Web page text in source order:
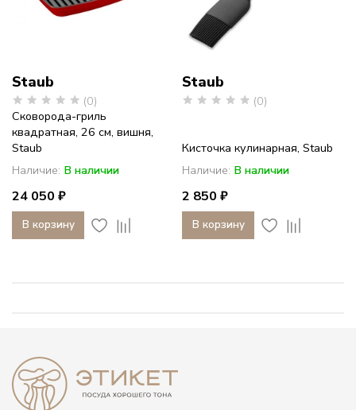
Staub
(0)
Сковорода-гриль
квадратная, 26 см, вишня,
Staub
Наличие: В наличии
24 050 ₽
В корзину
Staub
(0)
Кисточка кулинарная, Staub
Наличие: В наличии
2 850 ₽
В корзину